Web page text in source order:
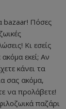
bazaar! Πόσες
Κι εσείς
ακόμα εκεί; Αν
κάνει τα
σας ακόμα,
να προλάβετε!
παζάρι